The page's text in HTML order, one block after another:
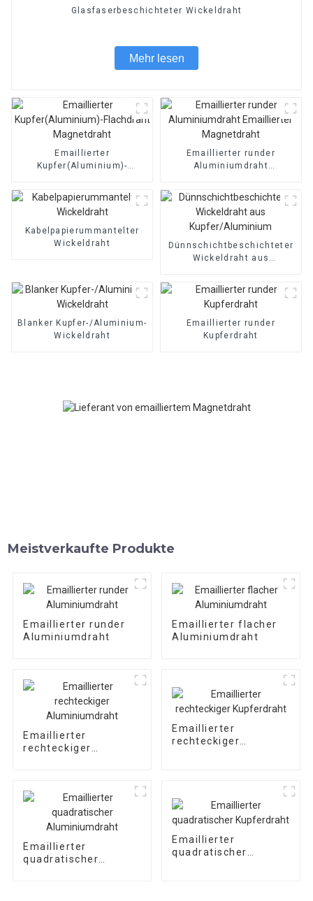
Glasfaserbeschichteter Wickeldraht
Mehr lesen
Emaillierter
Kupfer(Aluminium)-
Emaillierter runder
Aluminiumdraht
Kabelpapierummantelter
Wickeldraht
Dünnschichtbeschichteter
Wickeldraht aus
Blanker Kupfer-/Aluminium-
Wickeldraht
Emaillierter runder
Kupferdraht
Meistverkaufte Produkte
Emaillierter runder
Aluminiumdraht
Emaillierter flacher
Aluminiumdraht
Emaillierter
rechteckiger
Emaillierter
rechteckiger
Emaillierter
quadratischer
Emaillierter
quadratischer